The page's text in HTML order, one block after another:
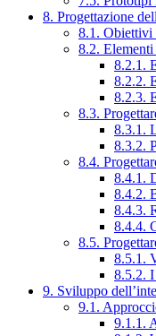
8. Progettazione
8.1. Obiettivi
8.2. Elementi
8.2.1.
8.2.2.
8.2.3.
8.3.
8.3.1.
8.3.2.
8.4.
8.4.1.
8.4.2.
8.4.3.
8.4.4.
8.5.
8.5.1.
8.5.2.
9. Sviluppo
9.1.
9.1.1.